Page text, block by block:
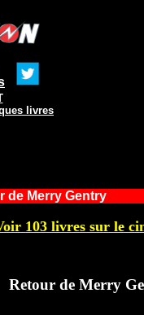
livres
de Merry Gentry
103 livres sur le
Retour de Merry